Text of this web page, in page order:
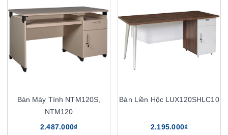
Bàn Máy Tính NTM120S,
NTM120
2.487.000₫
Bàn Liền Hộc LUX120SHLC10
2.195.000₫